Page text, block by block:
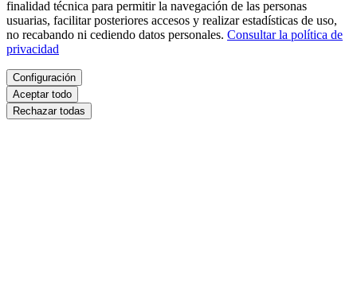
finalidad técnica para permitir la navegación de las personas
usuarias, facilitar posteriores accesos y realizar estadísticas de uso,
no recabando ni cediendo datos personales. Consultar la política de
privacidad
Configuración
Aceptar todo
Rechazar todas